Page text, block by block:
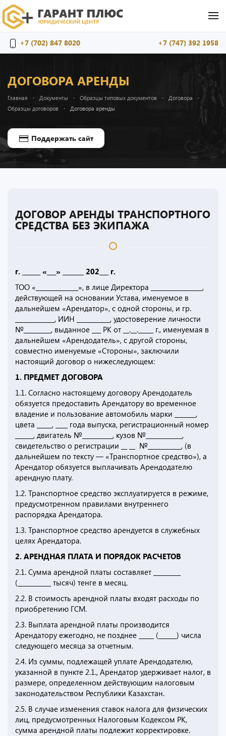
+7 (702) 847 8020 +7 (747) 392 1958
ДОГОВОРА АРЕНДЫ
Главная Документы Образцы типовых документов
Договора
Образцы договоров
Договора аренды
Поддержать сайт
ДОГОВОР АРЕНДЫ ТРАНСПОРТНОГО
СРЕДСТВА БЕЗ ЭКИПАЖА
г. ______ «___» _______ 202___ г.
ТОО «______________», в лице Директора _________________,
действующей на основании Устава, именуемое в
дальнейшем «Арендатор», с одной стороны, и гр.
_____________, ИИН ___________, удостоверение личности
№_________, выданное ___ РК от __.__._____ г., именуемая в
дальнейшем «Арендодатель», с другой стороны,
совместно именуемые «Стороны», заключили
настоящий договор о нижеследующем:
1. ПРЕДМЕТ ДОГОВОРА
1.1. Согласно настоящему договору Арендодатель
обязуется предоставить Арендатору во временное
владение и пользование автомобиль марки _______,
цвета _____, ____ года выпуска, регистрационный номер
______, двигатель №__________, кузов №____________,
свидетельство о регистрации __ __ №___________, (в
дальнейшем по тексту — «Транспортное средство»), а
Арендатор обязуется выплачивать Арендодателю
арендную плату.
1.2. Транспортное средство эксплуатируется в режиме,
предусмотренном правилами внутреннего
распорядка Арендатора.
1.3. Транспортное средство арендуется в служебных
целях Арендатора.
2. АРЕНДНАЯ ПЛАТА И ПОРЯДОК РАСЧЕТОВ
2.1. Сумма арендной платы составляет _________
(___________ тысяч) тенге в месяц.
2.2. В стоимость арендной платы входят расходы по
приобретению ГСМ.
2.3. Выплата арендной платы производится
Арендатору ежегодно, не позднее _____ (______) числа
следующего месяца за отчетным.
2.4. Из суммы, подлежащей уплате Арендодателю,
указанной в пункте 2.1., Арендатор удерживает налог, в
размере, определенном действующим налоговым
законодательством Республики Казахстан.
2.5. В случае изменения ставок налога для физических
лиц, предусмотренных Налоговым Кодексом РК,
сумма арендной платы подлежит корректировке.